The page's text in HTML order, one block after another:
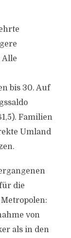
Alle
bis 30. Auf
Familien
Umland
die
von
als in den